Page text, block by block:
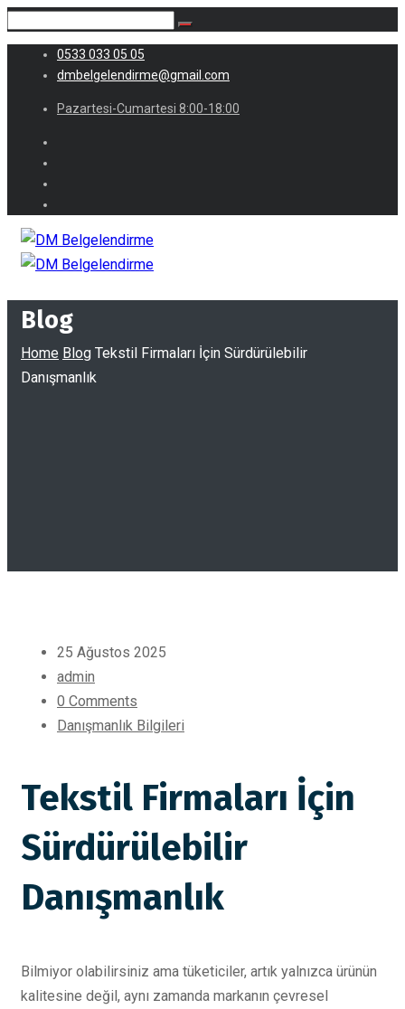
0533 033 05 05
dmbelgelendirme@gmail.com
Pazartesi-Cumartesi 8:00-18:00
Blog
Home Blog Tekstil Firmaları İçin Sürdürülebilir
Danışmanlık
25 Ağustos 2025
admin
0 Comments
Danışmanlık Bilgileri
Tekstil Firmaları İçin
Sürdürülebilir
Danışmanlık
Bilmiyor olabilirsiniz ama tüketiciler, artık yalnızca ürünün
kalitesine değil, aynı zamanda markanın çevresel